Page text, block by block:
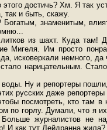
достичь? Хм. Я так
так и быть, скажу.
Богатым, знаменитым,
из шахт. Куда там!
Мигеля. Им просто
исковеркали немного, да
нарицательным.
Ну и репортеры
русских даже
посмотреть, кто там в
по горлу. Думали, что я
журналистов не
И как тут Дейдранна